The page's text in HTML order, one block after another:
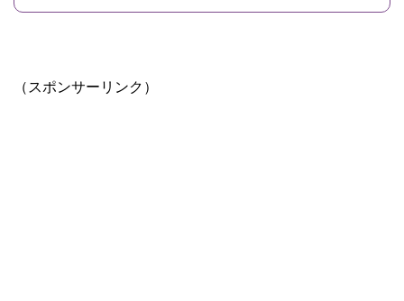
（スポンサーリンク）